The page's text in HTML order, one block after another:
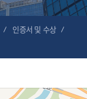
인증서 및 수상